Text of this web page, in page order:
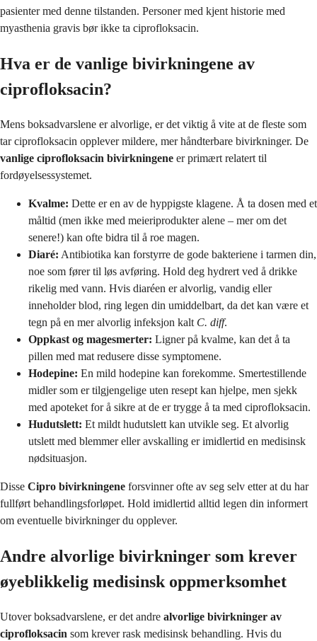
pasienter med denne tilstanden. Personer med kjent historie med
myasthenia gravis bør ikke ta ciprofloksacin.
Hva er de vanlige bivirkningene av
ciprofloksacin?
Mens boksadvarslene er alvorlige, er det viktig å vite at de fleste som
tar ciprofloksacin opplever mildere, mer håndterbare bivirkninger. De
vanlige ciprofloksacin bivirkningene er primært relatert til
fordøyelsessystemet.
Kvalme: Dette er en av de hyppigste klagene. Å ta dosen med et
måltid (men ikke med meieriprodukter alene – mer om det
senere!) kan ofte bidra til å roe magen.
Diaré: Antibiotika kan forstyrre de gode bakteriene i tarmen din,
noe som fører til løs avføring. Hold deg hydrert ved å drikke
rikelig med vann. Hvis diaréen er alvorlig, vandig eller
inneholder blod, ring legen din umiddelbart, da det kan være et
tegn på en mer alvorlig infeksjon kalt C. diff.
Oppkast og magesmerter: Ligner på kvalme, kan det å ta
pillen med mat redusere disse symptomene.
Hodepine: En mild hodepine kan forekomme. Smertestillende
midler som er tilgjengelige uten resept kan hjelpe, men sjekk
med apoteket for å sikre at de er trygge å ta med ciprofloksacin.
Hudutslett: Et mildt hudutslett kan utvikle seg. Et alvorlig
utslett med blemmer eller avskalling er imidlertid en medisinsk
nødsituasjon.
Disse Cipro bivirkningene forsvinner ofte av seg selv etter at du har
fullført behandlingsforløpet. Hold imidlertid alltid legen din informert
om eventuelle bivirkninger du opplever.
Andre alvorlige bivirkninger som krever
øyeblikkelig medisinsk oppmerksomhet
Utover boksadvarslene, er det andre alvorlige bivirkninger av
ciprofloksacin som krever rask medisinsk behandling. Hvis du